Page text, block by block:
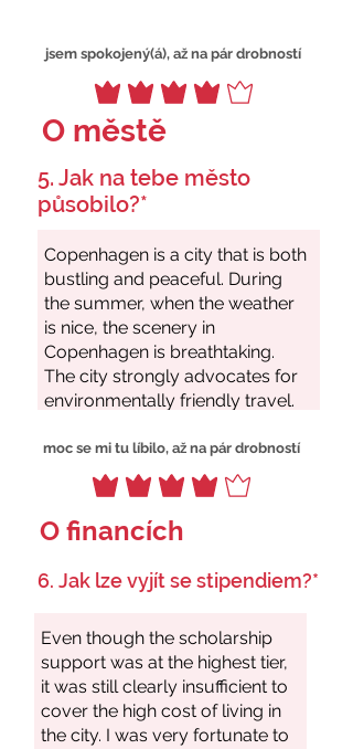
jsem spokojený(á), až na pár drobností
O městě
5. Jak na tebe město
působilo?*
moc se mi tu líbilo, až na pár drobností
O financích
6. Jak lze vyjít se stipendiem?*